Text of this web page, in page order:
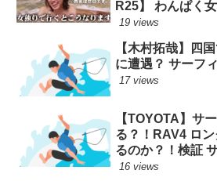
R25】 わんぱく
19 views
【木村拓哉】四
に遭遇？ サーフ
17 views
【TOYOTA】サ
る？！RAV4 ロ
るのか？！検証
16 views